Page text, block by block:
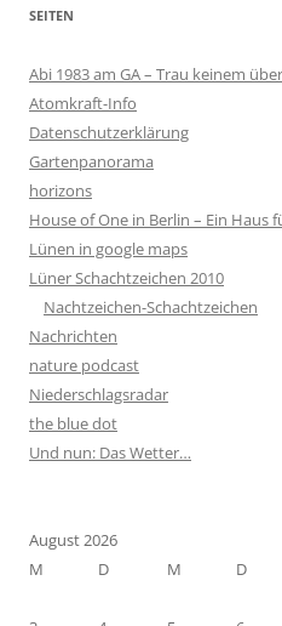
SEITEN
Abi 1983 am GA – Trau keinem
Atomkraft-Info
Datenschutzerklärung
Gartenpanorama
horizons
House of One in Berlin – Ein Haus
Lünen in google maps
Lüner Schachtzeichen 2010
Nachtzeichen-Schachtzeichen
Nachrichten
nature podcast
Niederschlagsradar
the blue dot
Und nun: Das Wetter…
August 2026
M
D M D